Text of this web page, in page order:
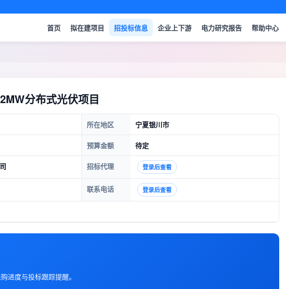
首页 拟在建项目 招投标信息 企业上下游 电力研究报告 帮助中心
分布式光伏项目
所在地区 宁夏银川市
预算金额 待定
招标代理 登录后查看
联系电话 登录后查看
进度与投标跟踪提醒。